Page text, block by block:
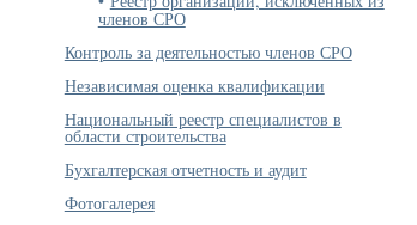
членов СРО
Контроль за деятельностью членов СРО
Независимая оценка квалификации
Национальный реестр специалистов в
области строительства
Бухгалтерская отчетность и аудит
Фотогалерея